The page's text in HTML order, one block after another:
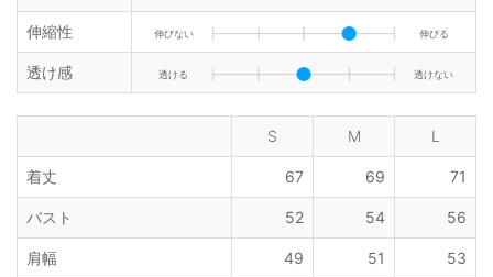
伸縮性 伸びない 伸びる
透け感 透ける 透けない
S M L
着丈 67 69 71
バスト 52 54 56
肩幅 49 51 53